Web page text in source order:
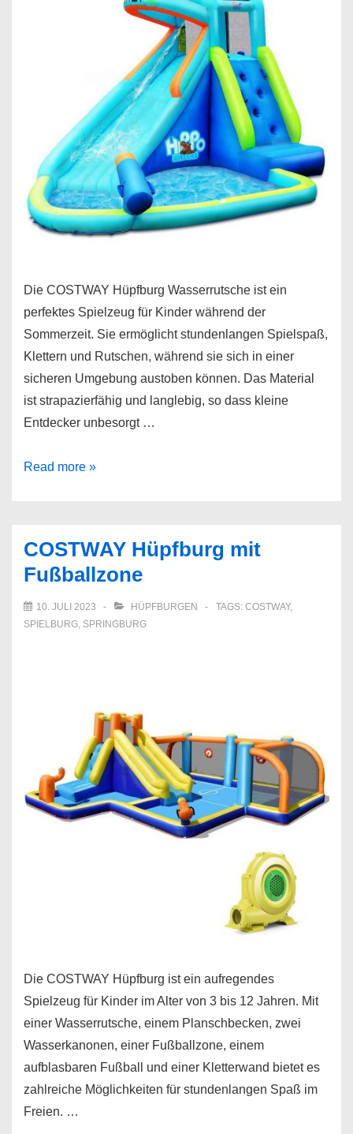
Die COSTWAY Hüpfburg Wasserrutsche ist ein
perfektes Spielzeug für Kinder während der
Sommerzeit. Sie ermöglicht stundenlangen Spielspaß,
Klettern und Rutschen, während sie sich in einer
sicheren Umgebung austoben können. Das Material
ist strapazierfähig und langlebig, so dass kleine
Entdecker unbesorgt …
COSTWAY
Read more »
COSTWAY Hüpfburg mit
Fußballzone
10. JULI 2023 HÜPFBURGEN TAGS: COSTWAY,
SPIELBURG, SPRINGBURG
Die COSTWAY Hüpfburg ist ein aufregendes
Spielzeug für Kinder im Alter von 3 bis 12 Jahren. Mit
einer Wasserrutsche, einem Planschbecken, zwei
Wasserkanonen, einer Fußballzone, einem
aufblasbaren Fußball und einer Kletterwand bietet es
zahlreiche Möglichkeiten für stundenlangen Spaß im
Freien. …